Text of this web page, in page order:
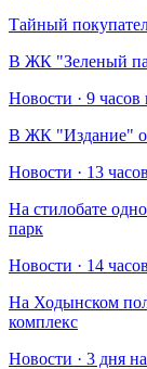
Тайный
В ЖК "Зеленый
Новости · 9 часов
В ЖК "Издание"
Новости · 13
На стилобате
парк
Новости · 14
На Ходынском
комплекс
Новости · 3 дня